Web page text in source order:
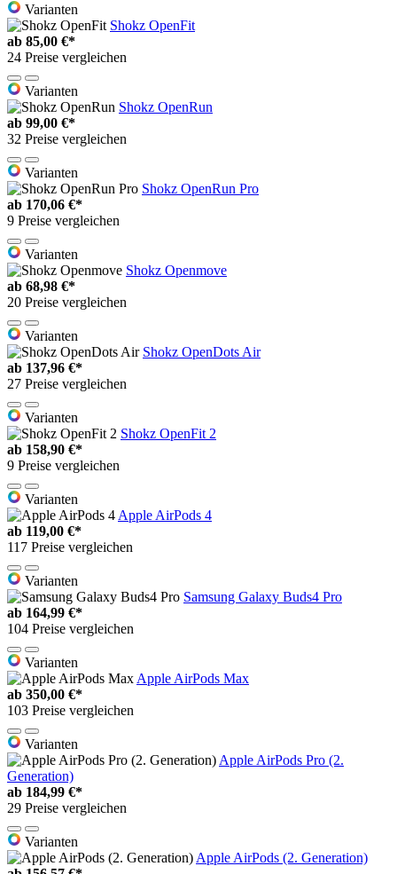
Varianten
Shokz OpenFit
ab 85,00 €*
24 Preise vergleichen
Varianten
Shokz OpenRun
ab 99,00 €*
32 Preise vergleichen
Varianten
Shokz OpenRun Pro
ab 170,06 €*
9 Preise vergleichen
Varianten
Shokz Openmove
ab 68,98 €*
20 Preise vergleichen
Varianten
Shokz OpenDots Air
ab 137,96 €*
27 Preise vergleichen
Varianten
Shokz OpenFit 2
ab 158,90 €*
9 Preise vergleichen
Varianten
Apple AirPods 4
ab 119,00 €*
117 Preise vergleichen
Varianten
Samsung Galaxy Buds4 Pro
ab 164,99 €*
104 Preise vergleichen
Varianten
Apple AirPods Max
ab 350,00 €*
103 Preise vergleichen
Varianten
Apple AirPods Pro (2.
Generation)
ab 184,99 €*
29 Preise vergleichen
Varianten
Apple AirPods (2. Generation)